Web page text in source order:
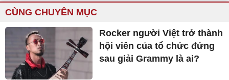
CÙNG CHUYÊN MỤC
Rocker người Việt trở thành
hội viên của tổ chức đứng
sau giải Grammy là ai?